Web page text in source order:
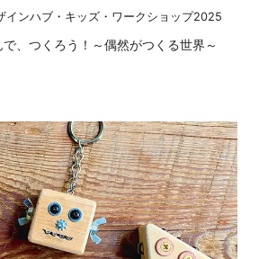
インハブ・キッズ・ワークショップ2025
、つくろう！～偶然がつくる世界～